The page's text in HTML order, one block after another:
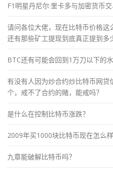
F1明星丹尼尔·里卡多与加密货币
请问各位大佬，现在比特币价格这
还有那些矿工提现到底真正提到多
BTC还有可能会回到1万刀以下的水
有没有人因为炒合约炒比特币网
个，戒不了合约的赌，能戒吗？
是什么在控制比特币涨跌？
2009年买1000块比特币现在怎么样
九章能破解比特币吗？